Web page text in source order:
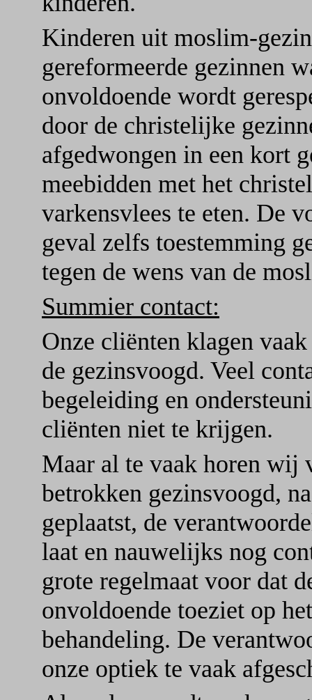
Kinderen uit moslim-
gereformeerde gezinnen
onvoldoende wordt
door de christelijke
afgedwongen in een kort
meebidden met het
varkensvlees te eten. De
geval zelfs toestemming
tegen de wens van de
Summier contact:
Onze cliënten klagen
de gezinsvoogd. Veel
begeleiding en
cliënten niet te krijgen.
Maar al te vaak horen wij
betrokken gezinsvoogd,
geplaatst, de
laat en nauwelijks nog
grote regelmaat voor dat
onvoldoende toeziet op
behandeling. De
onze optiek te vaak